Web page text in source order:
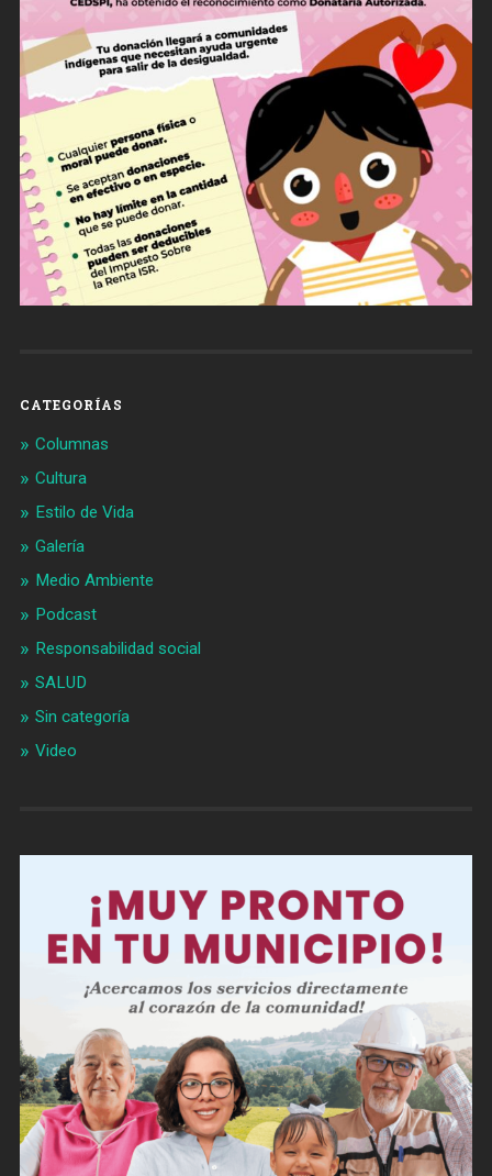
CATEGORÍAS
Columnas
Cultura
Estilo de Vida
Galería
Medio Ambiente
Podcast
Responsabilidad social
SALUD
Sin categoría
Video